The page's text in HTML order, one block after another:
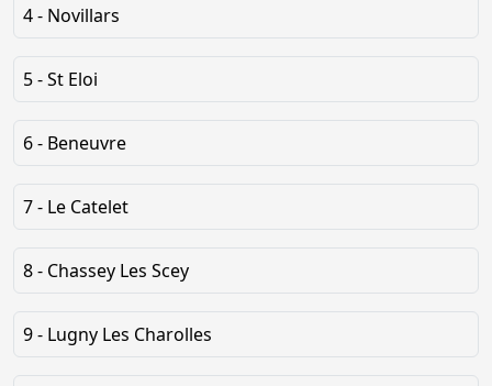
4 - Novillars
5 - St Eloi
6 - Beneuvre
7 - Le Catelet
8 - Chassey Les Scey
9 - Lugny Les Charolles